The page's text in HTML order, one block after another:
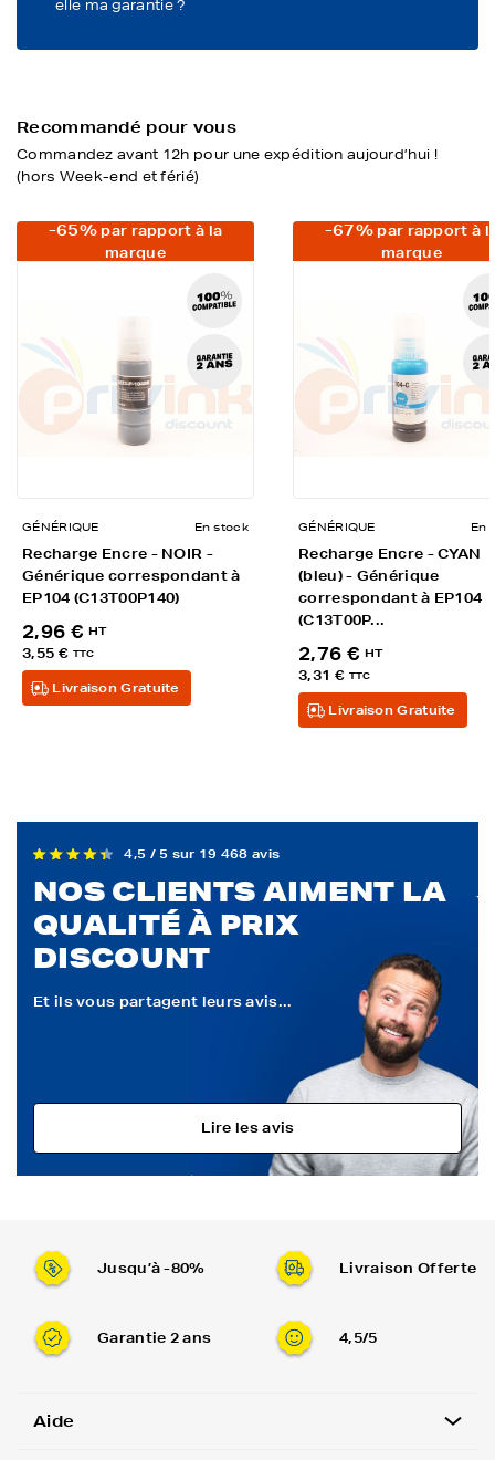
elle ma garantie ?
Recommandé pour vous
Commandez avant 12h pour une expédition aujourd’hui !
(hors Week-end et férié)
-65% par rapport à la
marque
GÉNÉRIQUE En stock
Recharge Encre - NOIR -
Générique correspondant à
EP104 (C13T00P140)
2,96 € HT
3,55 € TTC
Livraison Gratuite
-67% par rapport à
marque
GÉNÉRIQUE En
Recharge Encre - CYAN
(bleu) - Générique
correspondant à EP104
(C13T00P...
2,76 € HT
3,31 € TTC
Livraison Gratuite
4,5 / 5 sur 19 468 avis
NOS CLIENTS AIMENT LA
QUALITÉ À PRIX
DISCOUNT
Et ils vous partagent leurs avis...
Lire les avis
Jusqu’à -80% Livraison Offerte
Garantie 2 ans 4,5/5
Aide